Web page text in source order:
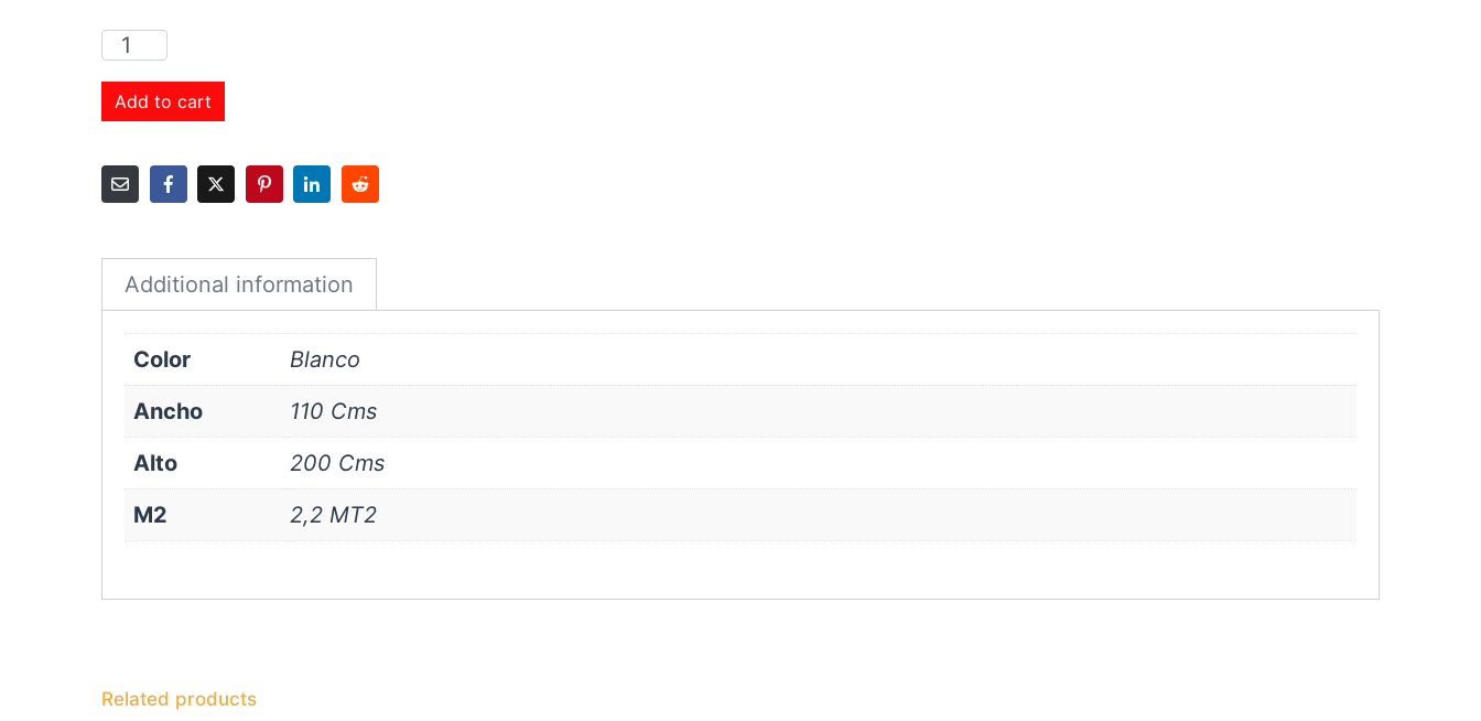
Cortina
Sunscreen
1%
cms
Add to cart
Additional information
Color
Blanco
Ancho
110 Cms
Alto
200 Cms
M2
2,2 MT2
Related products